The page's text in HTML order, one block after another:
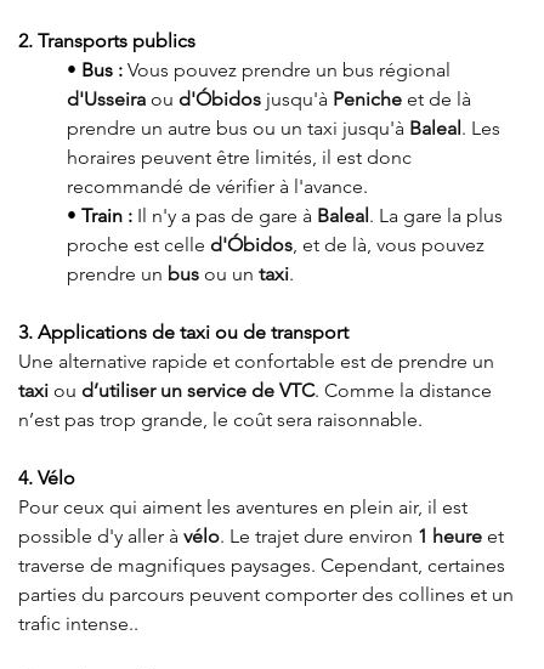
2. Transports publics
• Bus : Vous pouvez prendre un bus régional
d'Usseira ou d'Óbidos jusqu'à Peniche et de là
prendre un autre bus ou un taxi jusqu'à Baleal. Les
horaires peuvent être limités, il est donc
recommandé de vérifier à l'avance.
• Train : Il n'y a pas de gare à Baleal. La gare la plus
proche est celle d'Óbidos, et de là, vous pouvez
prendre un bus ou un taxi.
3. Applications de taxi ou de transport
Une alternative rapide et confortable est de prendre un
taxi ou d’utiliser un service de VTC. Comme la distance
n’est pas trop grande, le coût sera raisonnable.
4. Vélo
Pour ceux qui aiment les aventures en plein air, il est
possible d'y aller à vélo. Le trajet dure environ 1 heure et
traverse de magnifiques paysages. Cependant, certaines
parties du parcours peuvent comporter des collines et un
trafic intense..